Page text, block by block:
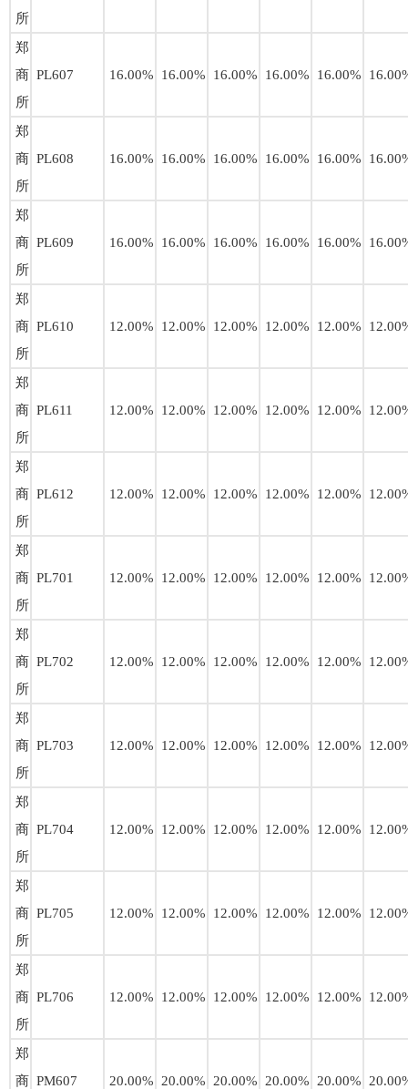
所
郑
商
所
PL607 16.00% 16.00% 16.00% 16.00% 16.00%
郑
商
所
PL608 16.00% 16.00% 16.00% 16.00% 16.00%
郑
商
所
PL609 16.00% 16.00% 16.00% 16.00% 16.00%
郑
商
所
PL610 12.00% 12.00% 12.00% 12.00% 12.00%
郑
商
所
PL611 12.00% 12.00% 12.00% 12.00% 12.00%
郑
商
所
PL612 12.00% 12.00% 12.00% 12.00% 12.00%
郑
商
所
PL701 12.00% 12.00% 12.00% 12.00% 12.00%
郑
商
所
PL702 12.00% 12.00% 12.00% 12.00% 12.00%
郑
商
所
PL703 12.00% 12.00% 12.00% 12.00% 12.00%
郑
商
所
PL704 12.00% 12.00% 12.00% 12.00% 12.00%
郑
商
所
PL705 12.00% 12.00% 12.00% 12.00% 12.00%
郑
商
所
PL706 12.00% 12.00% 12.00% 12.00% 12.00%
郑
商 PM607 20.00% 20.00% 20.00% 20.00% 20.00%